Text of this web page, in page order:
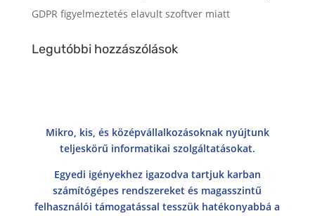
GDPR figyelmeztetés elavult szoftver miatt
Legutóbbi hozzászólások
Mikro, kis, és középvállalkozásoknak nyújtunk
teljeskörű informatikai szolgáltatásokat.
Egyedi igényekhez igazodva tartjuk karban
számítógépes rendszereket és magasszintű
felhasználói támogatással tesszük hatékonyabbá a